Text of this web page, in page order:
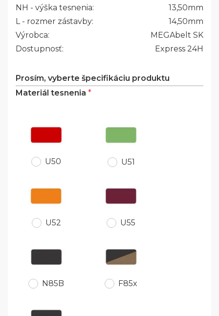
NH - výška tesnenia:
13,50mm
L - rozmer zástavby:
14,50mm
Výrobca:
MEGAbelt SK
Dostupnosť:
Express 24H
Prosím, vyberte špecifikáciu produktu
Materiál tesnenia *
U50 U51
U52 U55
N85B F85x